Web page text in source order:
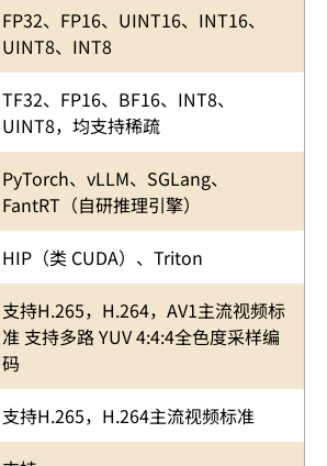
FP32、FP16、UINT16、INT16、
UINT8、INT8
TF32、FP16、BF16、INT8、
UINT8，均支持稀疏
PyTorch、vLLM、SGLang、
FantRT（自研推理引擎）
HIP（类 CUDA）、Triton
支持H.265，H.264，AV1主流视频标
准 支持多路 YUV 4:4:4全色度采样编
码
支持H.265，H.264主流视频标准